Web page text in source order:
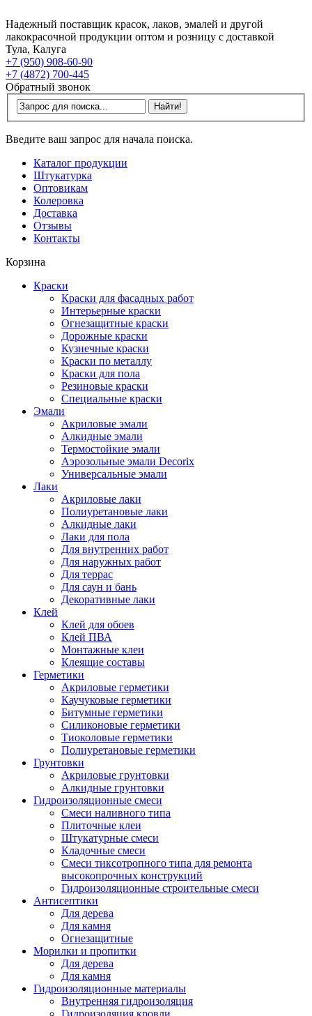
Надежный поставщик красок, лаков, эмалей и другой
лакокрасочной продукции оптом и розницу с доставкой
Тула, Калуга
+7 (950) 908-60-90
+7 (4872) 700-445
Обратный звонок
Введите ваш запрос для начала поиска.
Каталог продукции
Штукатурка
Оптовикам
Колеровка
Доставка
Отзывы
Контакты
Корзина
Краски
Краски для фасадных работ
Интерьерные краски
Огнезащитные краски
Дорожные краски
Кузнечные краски
Краски по металлу
Краски для пола
Резиновые краски
Специальные краски
Эмали
Акриловые эмали
Алкидные эмали
Термостойкие эмали
Аэрозольные эмали Decorix
Универсальные эмали
Лаки
Акриловые лаки
Полиуретановые лаки
Алкидные лаки
Лаки для пола
Для внутренних работ
Для наружных работ
Для террас
Для саун и бань
Декоративные лаки
Клей
Клей для обоев
Клей ПВА
Монтажные клеи
Клеящие составы
Герметики
Акриловые герметики
Каучуковые герметики
Битумные герметики
Силиконовые герметики
Тиоколовые герметики
Полиуретановые герметики
Грунтовки
Акриловые грунтовки
Алкидные грунтовки
Гидроизоляционные смеси
Смеси наливного типа
Плиточные клеи
Штукатурные смеси
Кладочные смеси
Смеси тиксотропного типа для ремонта
высокопрочных конструкций
Гидроизоляционные строительные смеси
Антисептики
Для дерева
Для камня
Огнезащитные
Морилки и пропитки
Для дерева
Для камня
Гидроизоляционные материалы
Внутренняя гидроизоляция
Гидроизоляция кровли